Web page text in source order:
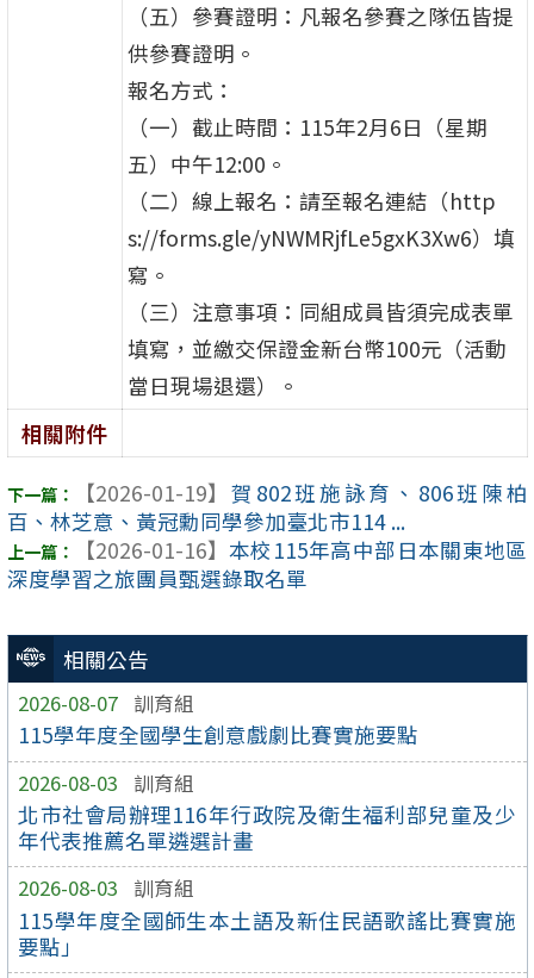
相關公告
2026-08-07 訓育組
115學年度全國學生創意戲劇比賽實施要點
2026-08-03 訓育組
北市社會局辦理116年行政院及衛生福利部兒童及少
年代表推薦名單遴選計畫
2026-08-03 訓育組
115學年度全國師生本土語及新住民語歌謠比賽實施
要點」
（五）參賽證明：凡報名參賽之隊伍皆提
供參賽證明。
報名方式：
（一）截止時間：115年2月6日（星期
五）中午12:00。
（二）線上報名：請至報名連結（http
s://forms.gle/yNWMRjfLe5gxK3Xw6）填
寫。
（三）注意事項：同組成員皆須完成表單
填寫，並繳交保證金新台幣100元（活動
當日現場退還）。
相關附件
【2026-01-19】 賀802班施詠育、806班陳柏
百、林芝意、黃冠勳同學參加臺北市114 ...
【2026-01-16】 本校115年高中部日本關東地區
深度學習之旅團員甄選錄取名單